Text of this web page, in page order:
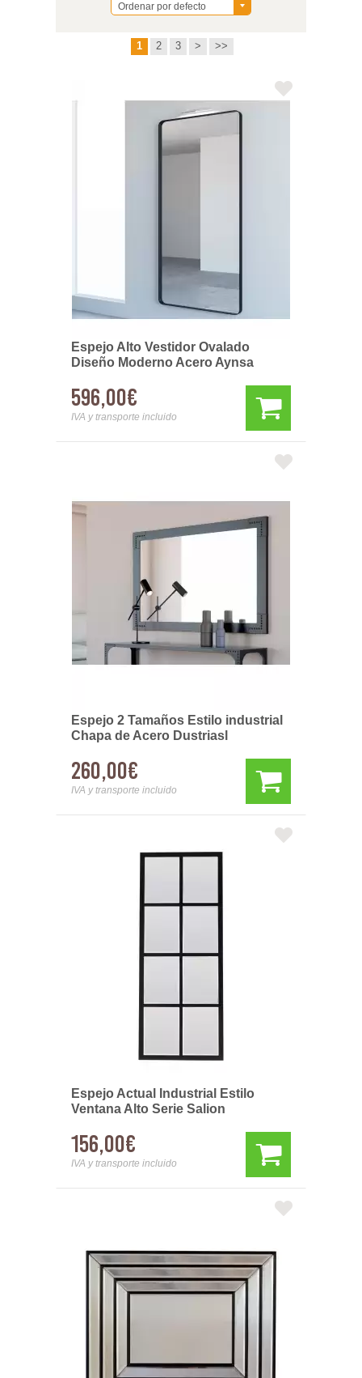
Ordenar por defecto
1 2 3 > >>
Espejo Alto Vestidor Ovalado
Diseño Moderno Acero Aynsa
596,00€
IVA y transporte incluido
Espejo 2 Tamaños Estilo industrial
Chapa de Acero Dustriasl
260,00€
IVA y transporte incluido
Espejo Actual Industrial Estilo
Ventana Alto Serie Salion
156,00€
IVA y transporte incluido